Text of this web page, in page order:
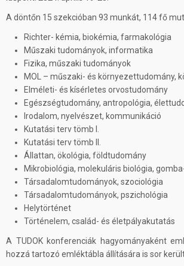
A döntőn 15 szekcióban 93 munkát, 114 fő
Richter- kémia, biokémia, farmakológia
Műszaki tudományok, informatika
Fizika, műszaki tudományok
MOL – műszaki- és környezettudomány,
Elméleti- és kísérletes orvostudomány
Egészségtudomány, antropológia,
Irodalom, nyelvészet, kommunikáció
Kutatási terv tömb I.
Kutatási terv tömb II.
Állattan, ökológia, földtudomány
Mikrobiológia, molekuláris biológia,
Társadalomtudományok, szociológia
Társadalomtudományok, pszichológia
Helytörténet
Történelem, család- és életpályakutatás
A TUDOK konferenciák hagyományaként
hozzá tartozó emléktábla állítására is sor